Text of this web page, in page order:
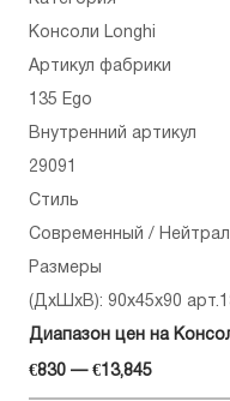
Консоли Longhi
Артикул фабрики
135 Ego
Внутренний артикул
29091
Стиль
Современный /
Размеры
(ДхШхВ): 90x45x90
Диапазон цен на
€830 — €13,845